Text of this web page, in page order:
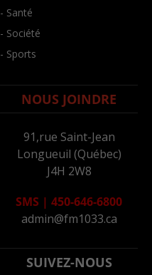
- Santé
- Société
- Sports
NOUS JOINDRE
91,rue Saint-Jean
Longueuil (Québec)
J4H 2W8
SMS | 450-646-6800
admin@fm1033.ca
SUIVEZ-NOUS